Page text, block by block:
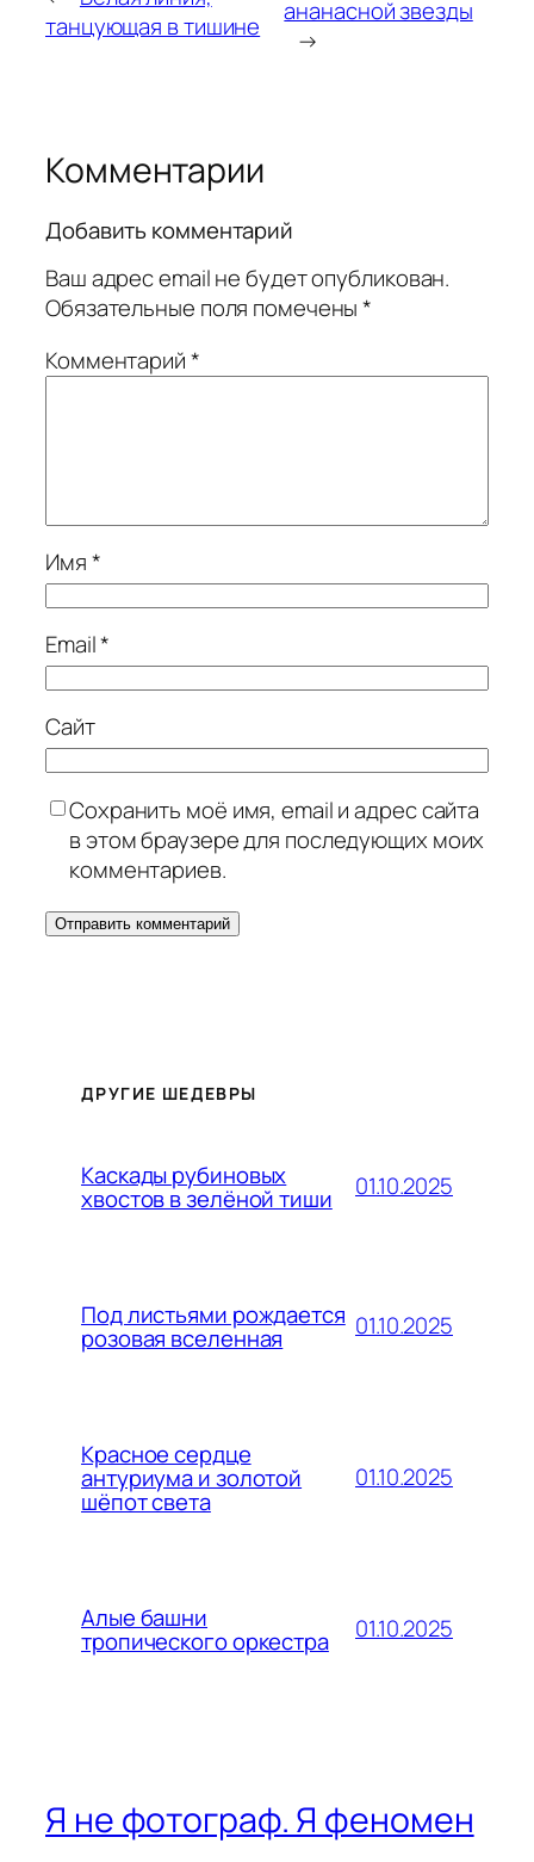
танцующая в тишине
ананасной звезды
→
Комментарии
Добавить комментарий
Ваш адрес email не будет опубликован.
Обязательные поля помечены*
Комментарий*
Имя*
Email*
Сайт
Сохранить моё имя, email и адрес сайта
в этом браузере для последующих моих
комментариев.
ДРУГИЕ ШЕДЕВРЫ
Каскады рубиновых
хвостов в зелёной тиши 01.10.2025
Под листьями рождается
розовая вселенная 01.10.2025
Красное сердце
антуриума и золотой
шёпот света
01.10.2025
Алые башни
тропического оркестра 01.10.2025
Я не фотограф. Я феномен